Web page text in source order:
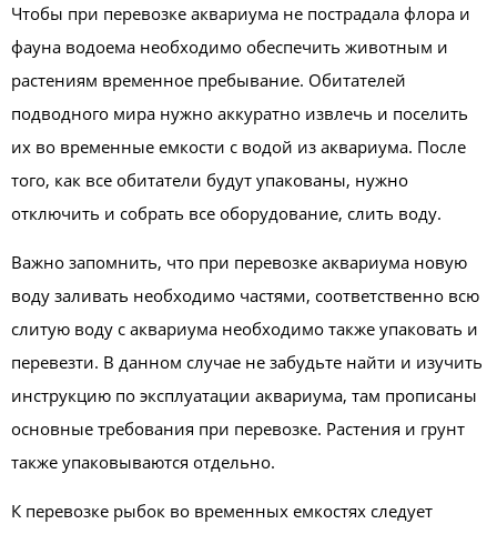
Чтобы при перевозке аквариума не пострадала флора и
фауна водоема необходимо обеспечить животным и
растениям временное пребывание. Обитателей
подводного мира нужно аккуратно извлечь и поселить
их во временные емкости с водой из аквариума. После
того, как все обитатели будут упакованы, нужно
отключить и собрать все оборудование, слить воду.
Важно запомнить, что при перевозке аквариума новую
воду заливать необходимо частями, соответственно всю
слитую воду с аквариума необходимо также упаковать и
перевезти. В данном случае не забудьте найти и изучить
инструкцию по эксплуатации аквариума, там прописаны
основные требования при перевозке. Растения и грунт
также упаковываются отдельно.
К перевозке рыбок во временных емкостях следует